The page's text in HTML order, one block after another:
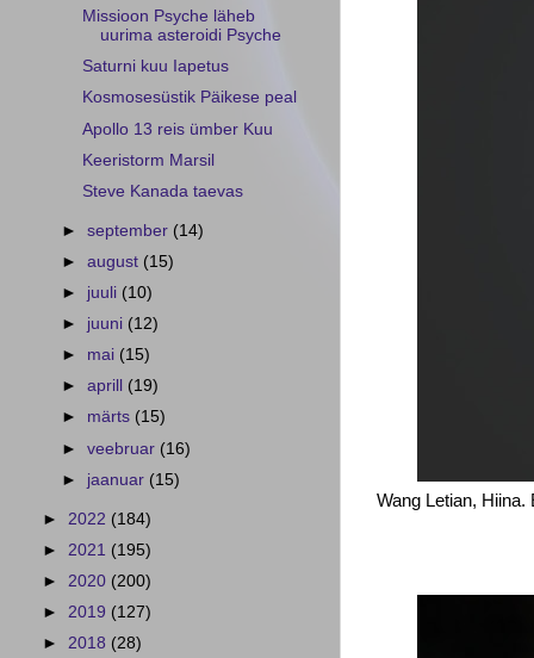
Wang Letian,
Missioon Psyche läheb
uurima asteroidi Psyche
Saturni kuu Iapetus
Kosmosesüstik Päikese peal
Apollo 13 reis ümber Kuu
Keeristorm Marsil
Steve Kanada taevas
►september (14)
►august (15)
► juuli (10)
► juuni (12)
► mai (15)
►aprill (19)
► märts (15)
►veebruar (16)
► jaanuar (15)
► 2022 (184)
► 2021 (195)
► 2020 (200)
► 2019 (127)
► 2018 (28)